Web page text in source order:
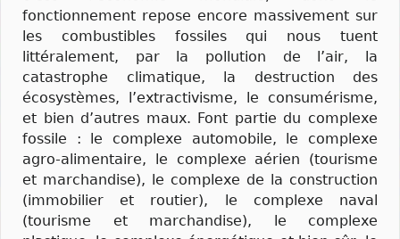
fonctionnement repose encore massivement sur
les combustibles fossiles qui nous tuent
littéralement, par la pollution de l’air, la
catastrophe climatique, la destruction des
écosystèmes, l’extractivisme, le consumérisme,
et bien d’autres maux. Font partie du complexe
fossile : le complexe automobile, le complexe
agro-alimentaire, le complexe aérien (tourisme
et marchandise), le complexe de la construction
(immobilier et routier), le complexe naval
(tourisme et marchandise), le complexe